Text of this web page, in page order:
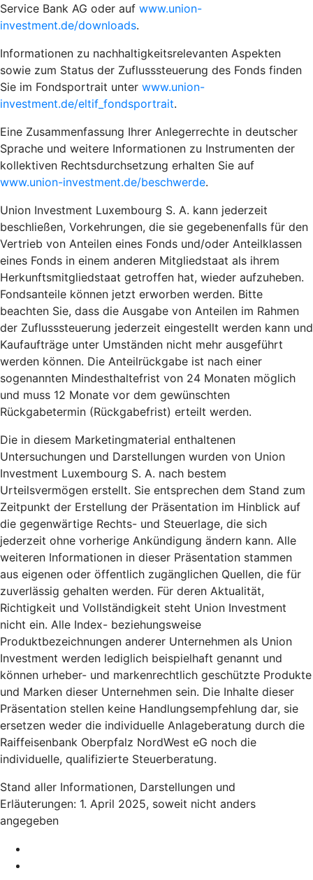
Service Bank AG oder auf www.union-
investment.de/downloads.
Informationen zu nachhaltigkeitsrelevanten Aspekten
sowie zum Status der Zuflusssteuerung des Fonds finden
Sie im Fondsportrait unter www.union-
investment.de/eltif_fondsportrait.
Eine Zusammenfassung Ihrer Anlegerrechte in deutscher
Sprache und weitere Informationen zu Instrumenten der
kollektiven Rechtsdurchsetzung erhalten Sie auf
www.union-investment.de/beschwerde.
Union Investment Luxembourg S. A. kann jederzeit
beschließen, Vorkehrungen, die sie gegebenenfalls für den
Vertrieb von Anteilen eines Fonds und/oder Anteilklassen
eines Fonds in einem anderen Mitgliedstaat als ihrem
Herkunftsmitgliedstaat getroffen hat, wieder aufzuheben.
Fondsanteile können jetzt erworben werden. Bitte
beachten Sie, dass die Ausgabe von Anteilen im Rahmen
der Zuflusssteuerung jederzeit eingestellt werden kann und
Kaufaufträge unter Umständen nicht mehr ausgeführt
werden können. Die Anteilrückgabe ist nach einer
sogenannten Mindesthaltefrist von 24 Monaten möglich
und muss 12 Monate vor dem gewünschten
Rückgabetermin (Rückgabefrist) erteilt werden.
Die in diesem Marketingmaterial enthaltenen
Untersuchungen und Darstellungen wurden von Union
Investment Luxembourg S. A. nach bestem
Urteilsvermögen erstellt. Sie entsprechen dem Stand zum
Zeitpunkt der Erstellung der Präsentation im Hinblick auf
die gegenwärtige Rechts- und Steuerlage, die sich
jederzeit ohne vorherige Ankündigung ändern kann. Alle
weiteren Informationen in dieser Präsentation stammen
aus eigenen oder öffentlich zugänglichen Quellen, die für
zuverlässig gehalten werden. Für deren Aktualität,
Richtigkeit und Vollständigkeit steht Union Investment
nicht ein. Alle Index- beziehungsweise
Produktbezeichnungen anderer Unternehmen als Union
Investment werden lediglich beispielhaft genannt und
können urheber- und markenrechtlich geschützte Produkte
und Marken dieser Unternehmen sein. Die Inhalte dieser
Präsentation stellen keine Handlungsempfehlung dar, sie
ersetzen weder die individuelle Anlageberatung durch die
Raiffeisenbank Oberpfalz NordWest eG noch die
individuelle, qualifizierte Steuerberatung.
Stand aller Informationen, Darstellungen und
Erläuterungen: 1. April 2025, soweit nicht anders
angegeben